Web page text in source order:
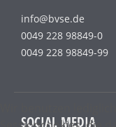
info@bvse.de
0049 228 98849-0
0049 228 98849-99
SOCIAL MEDIA